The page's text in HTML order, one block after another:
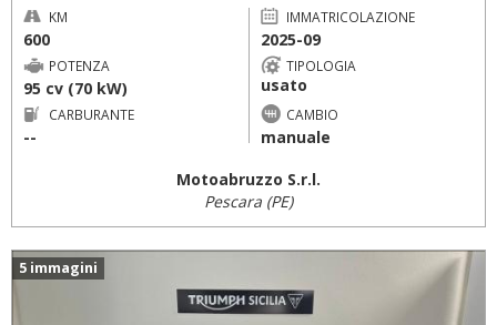
KM
600
IMMATRICOLAZIONE
2025-09
POTENZA
95 cv (70 kW)
TIPOLOGIA
usato
CARBURANTE
--
CAMBIO
manuale
Motoabruzzo S.r.l.
Pescara (PE)
5 immagini